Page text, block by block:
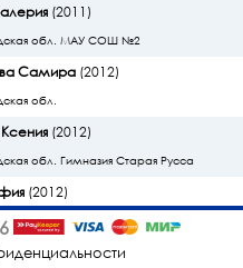
(2011)
обл. МАУ СОШ №2
Самира(2012)
обл.
(2012)
обл. Гимназия Старая Русса
(2012)
обл. Электрон
(2007)